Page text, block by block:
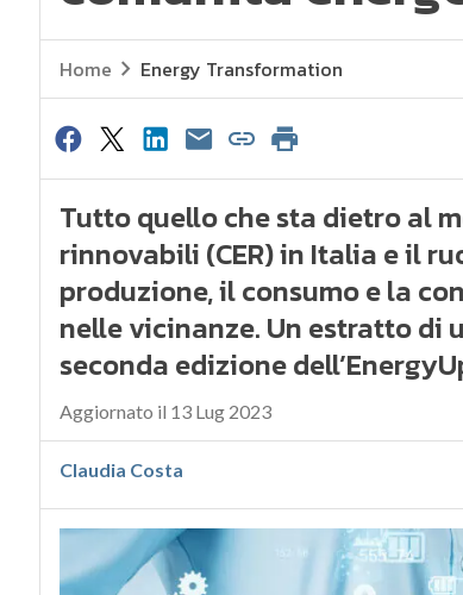
Home Energy Transformation
Tutto quello che sta dietro al
rinnovabili (CER) in Italia e il
produzione, il consumo e la
nelle vicinanze. Un estratto di
seconda edizione
Aggiornato il 13 Lug 2023
Claudia Costa